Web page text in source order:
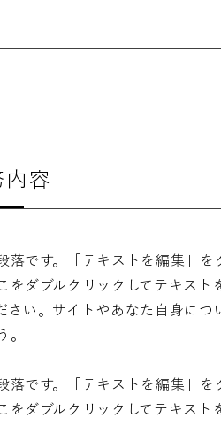
内容
落です。「テキストを編集」を
をダブルクリックしてテキスト
さい。サイトやあなた自身につ
。
落です。「テキストを編集」を
をダブルクリックしてテキスト